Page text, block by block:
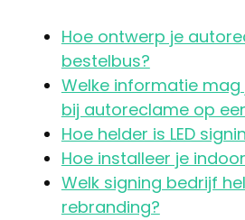
Hoe ontwerp je
bestelbus?
Welke informatie
bij autoreclame op
Hoe helder is LED
Hoe installeer je
Welk signing bedrijf
rebranding?